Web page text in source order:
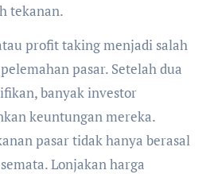
tekanan.
profit taking menjadi salah
pasar. Setelah dua
banyak investor
keuntungan mereka.
pasar tidak hanya berasal
Lonjakan harga